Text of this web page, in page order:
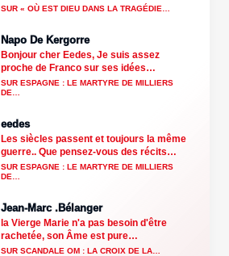
SUR « OÙ EST DIEU DANS LA TRAGÉDIE…
Napo De Kergorre
Bonjour cher Eedes, Je suis assez
proche de Franco sur ses idées…
SUR ESPAGNE : LE MARTYRE DE MILLIERS
DE…
eedes
Les siècles passent et toujours la même
guerre.. Que pensez-vous des récits…
SUR ESPAGNE : LE MARTYRE DE MILLIERS
DE…
Jean-Marc .Bélanger
la Vierge Marie n'a pas besoin d'être
rachetée, son Âme est pure…
SUR SCANDALE OM : LA CROIX DE LA…